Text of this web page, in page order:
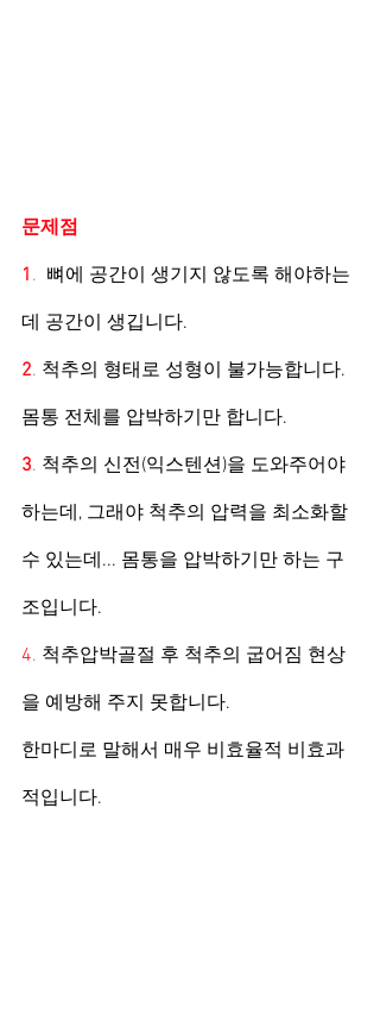
문제점
1 . 뼈에 공간이 생기지 않도록 해야하는
데 공간이 생깁니다.
2. 척추의 형태로 성형이 불가능합니다.
몸통 전체를 압박하기만 합니다.
3. 척추의 신전(익스텐션)을 도와주어야
하는데, 그래야 척추의 압력을 최소화할
수 있는데... 몸통을 압박하기만 하는 구
조입니다.
4. 척추압박골절 후 척추의 굽어짐 현상
을 예방해 주지 못합니다.
한마디로 말해서 매우 비효율적 비효과
적입니다.